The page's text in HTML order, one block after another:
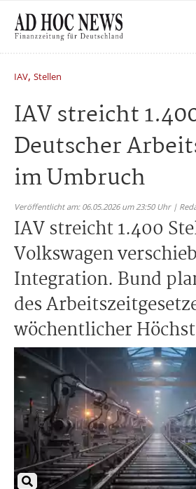
IAV, Stellen
IAV streicht
Deutscher
im Umbruch
Veröffentlicht am: 06.05.2026 um 23:50 Uhr |
IAV streicht 1.400
Volkswagen
Integration. Bund
des
wöchentlicher